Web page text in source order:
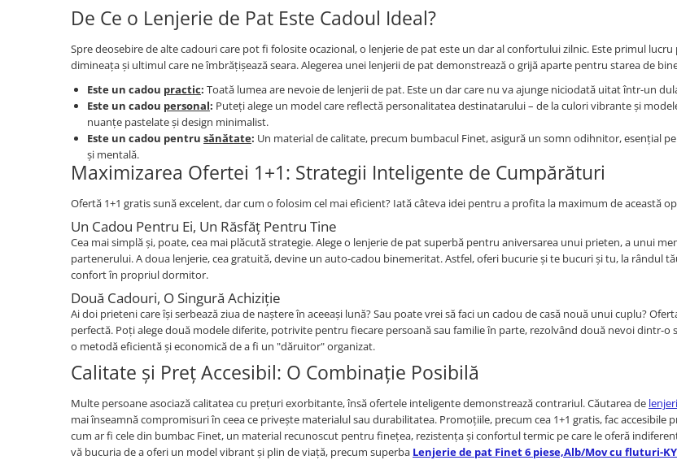
De Ce o Lenjerie de Pat Este Cadoul Ideal?
Spre deosebire de alte cadouri care pot fi folosite ocazional, o lenjerie de pat este un dar al confortului zilnic. Este primul lucru
dimineața și ultimul care ne îmbrățișează seara. Alegerea unei lenjerii de pat demonstrează o grijă aparte pentru starea de
Este un cadou practic: Toată lumea are nevoie de lenjerii de pat. Este un dar care nu va ajunge niciodată uitat într-un
Este un cadou personal: Puteți alege un model care reflectă personalitatea destinatarului – de la culori vibrante și
nuanțe pastelate și design minimalist.
Este un cadou pentru sănătate: Un material de calitate, precum bumbacul Finet, asigură un somn odihnitor, esențial
și mentală.
Maximizarea Ofertei 1+1: Strategii Inteligente de Cumpărături
Ofertă 1+1 gratis sună excelent, dar cum o folosim cel mai eficient? Iată câteva idei pentru a profita la maximum de această
Un Cadou Pentru Ei, Un Răsfăț Pentru Tine
Cea mai simplă și, poate, cea mai plăcută strategie. Alege o lenjerie de pat superbă pentru aniversarea unui prieten, a unui
partenerului. A doua lenjerie, cea gratuită, devine un auto-cadou binemeritat. Astfel, oferi bucurie și te bucuri și tu, la rândul
confort în propriul dormitor.
Două Cadouri, O Singură Achiziție
Ai doi prieteni care își serbează ziua de naștere în aceeași lună? Sau poate vrei să faci un cadou de casă nouă unui cuplu?
perfectă. Poți alege două modele diferite, potrivite pentru fiecare persoană sau familie în parte, rezolvând două nevoi dintr-o
o metodă eficientă și economică de a fi un "dăruitor" organizat.
Calitate și Preț Accesibil: O Combinație Posibilă
Multe persoane asociază calitatea cu prețuri exorbitante, însă ofertele inteligente demonstrează contrariul. Căutarea de
mai înseamnă compromisuri în ceea ce privește materialul sau durabilitatea. Promoțiile, precum cea 1+1 gratis, fac accesibile
cum ar fi cele din bumbac Finet, un material recunoscut pentru finețea, rezistența și confortul termic pe care le oferă
vă bucuria de a oferi un model vibrant și plin de viață, precum superba Lenjerie de pat Finet 6 piese,Alb/Mov cu fluturi-